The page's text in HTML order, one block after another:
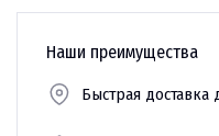
Наши преимущества
Быстрая доставка